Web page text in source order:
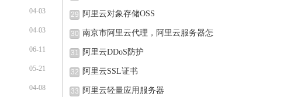
04-03
04-03
06-11
05-21
04-08
29 阿里云对象存储OSS
30 南京市阿里云代理，阿里云服务器怎
31 阿里云DDoS防护
32 阿里云SSL证书
33 阿里云轻量应用服务器